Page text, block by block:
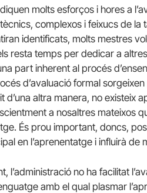
molts esforços i hores a
complexos i feixucs de
identificats, molts mestres
resta temps per dedicar a
part inherent al procés
d’avaluació formal
d’una altra manera, no existeix
a nosaltres mateixos
És prou important, doncs,
en l’aprenentatge i influirà de
l’administració no ha facilitat
amb el qual plasmar